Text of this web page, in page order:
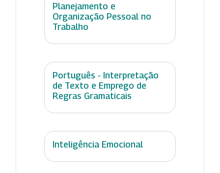
Planejamento e
Organização Pessoal no
Trabalho
Português - Interpretação
de Texto e Emprego de
Regras Gramaticais
Inteligência Emocional